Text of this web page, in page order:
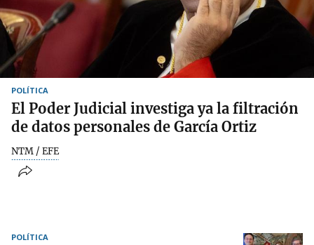
POLÍTICA
El Poder Judicial investiga ya la filtración
de datos personales de García Ortiz
NTM / EFE
POLÍTICA